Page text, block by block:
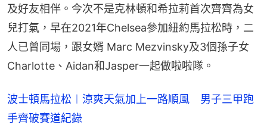
及好友相伴。今次不是克林頓和希拉莉首次齊齊為女
兒打氣，早在2021年Chelsea參加紐約馬拉松時，二
人已曾同場，跟女婿 Marc Mezvinsky及3個孫子女
Charlotte、Aidan和Jasper一起做啦啦隊。
波士頓馬拉松︱涼爽天氣加上一路順風 男子三甲跑
手齊破賽道紀錄